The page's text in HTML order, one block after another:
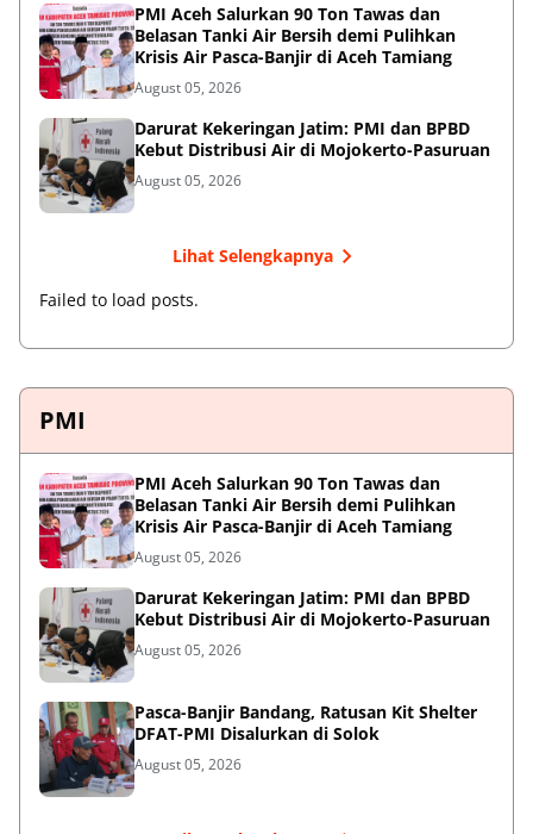
PMI Aceh Salurkan 90 Ton Tawas dan
Belasan Tanki Air Bersih demi Pulihkan
Krisis Air Pasca-Banjir di Aceh Tamiang
August 05, 2026
Darurat Kekeringan Jatim: PMI dan BPBD
Kebut Distribusi Air di Mojokerto-Pasuruan
August 05, 2026
Lihat Selengkapnya
Failed to load posts.
PMI
PMI Aceh Salurkan 90 Ton Tawas dan
Belasan Tanki Air Bersih demi Pulihkan
Krisis Air Pasca-Banjir di Aceh Tamiang
August 05, 2026
Darurat Kekeringan Jatim: PMI dan BPBD
Kebut Distribusi Air di Mojokerto-Pasuruan
August 05, 2026
Pasca-Banjir Bandang, Ratusan Kit Shelter
DFAT-PMI Disalurkan di Solok
August 05, 2026